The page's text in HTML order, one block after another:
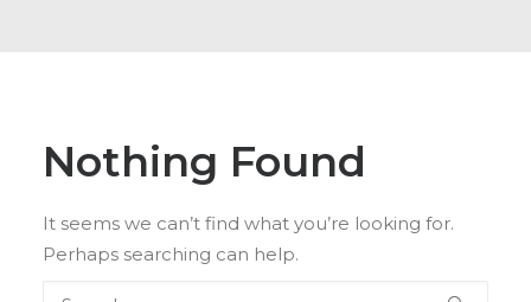
Nothing Found
It seems we can’t find what you’re looking for.
Perhaps searching can help.